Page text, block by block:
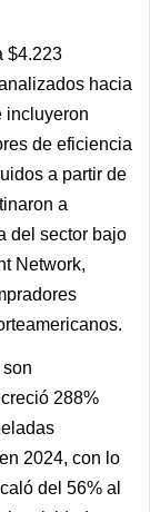
$4.223
hacia
incluyeron
de eficiencia
a partir de
a
del sector bajo
Network,
288%
2024, con lo
del 56% al